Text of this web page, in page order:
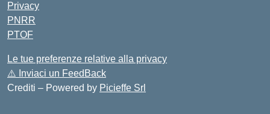
Privacy
PNRR
PTOF
Le tue preferenze relative alla privacy
⚠️ Inviaci un FeedBack
Crediti – Powered by Picieffe Srl